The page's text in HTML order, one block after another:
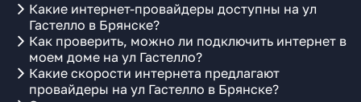
Какие интернет-провайдеры доступны на ул
Гастелло в Брянске?
Как проверить, можно ли подключить интернет в
моем доме на ул Гастелло?
Какие скорости интернета предлагают
провайдеры на ул Гастелло в Брянске?